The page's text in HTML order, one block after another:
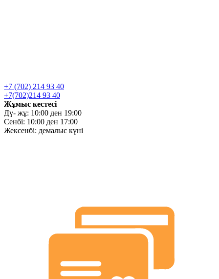
+7 (702) 214 93 40
+7(702)214 93 40
Жұмыс кестесі
Дү- жұ: 10:00 ден 19:00
Сенбі: 10:00 ден 17:00
Жексенбі: демалыс күні